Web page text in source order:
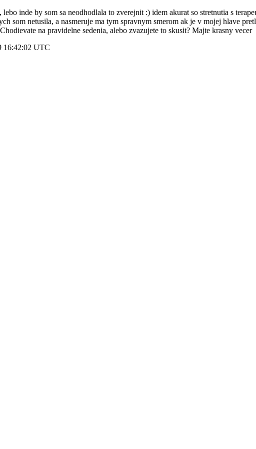
inde by som sa neodhodlala to zverejnit :) idem akurat so stretnutia s
som netusila, a nasmeruje ma tym spravnym smerom ak je v mojej hlave
na pravidelne sedenia, alebo zvazujete to skusit? Majte krasny vecer
16:42:02 UTC